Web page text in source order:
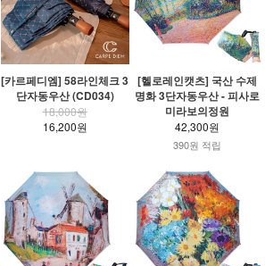
[카르페디엠] 58라인체크 3
단자동우산 (CD034)
18,000원
16,200원
[헬로레인캣츠] 국산 수제
명화 3단자동우산 - 피사로
미라보의정원
42,300원
390원 적립